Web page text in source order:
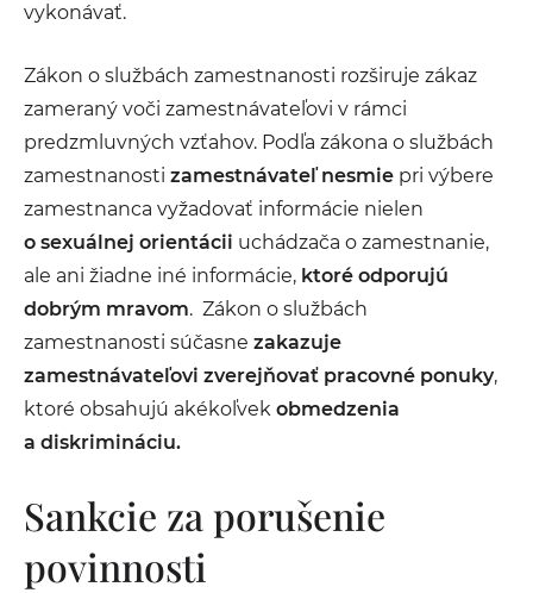
vykonávať.
Zákon o službách zamestnanosti rozširuje zákaz
zameraný voči zamestnávateľovi v rámci
predzmluvných vzťahov. Podľa zákona o službách
zamestnanosti zamestnávateľ nesmie pri výbere
zamestnanca vyžadovať informácie nielen
o sexuálnej orientácii uchádzača o zamestnanie,
ale ani žiadne iné informácie, ktoré odporujú
dobrým mravom. Zákon o službách
zamestnanosti súčasne zakazuje
zamestnávateľovi zverejňovať pracovné ponuky,
ktoré obsahujú akékoľvek obmedzenia
a diskrimináciu.
Sankcie za porušenie
povinnosti